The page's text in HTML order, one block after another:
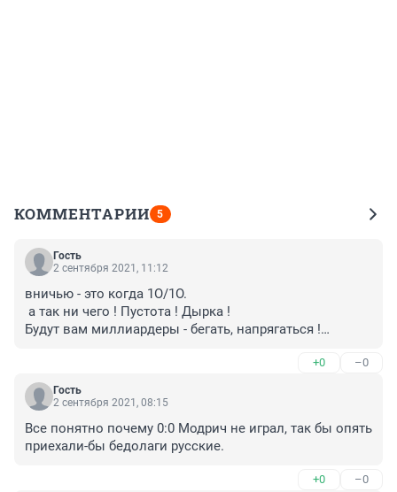
КОММЕНТАРИИ 5
Гость
2 сентября 2021, 11:12
вничью - это когда 1О/1О.
а так ни чего ! Пустота ! Дырка !
Будут вам миллиардеры - бегать, напрягаться !
+0 –0
Гость
2 сентября 2021, 08:15
Все понятно почему 0:0 Модрич не играл, так бы опять
приехали-бы бедолаги русские.
+0 –0